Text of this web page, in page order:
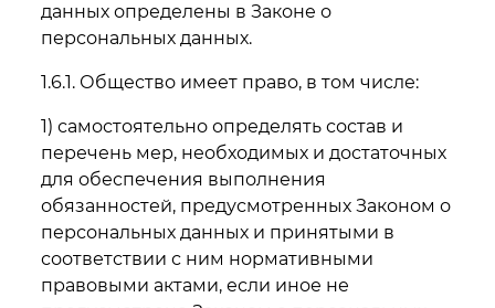
данных определены в Законе о
персональных данных.
1.6.1. Общество имеет право, в том числе:
1) самостоятельно определять состав и
перечень мер, необходимых и достаточных
для обеспечения выполнения
обязанностей, предусмотренных Законом о
персональных данных и принятыми в
соответствии с ним нормативными
правовыми актами, если иное не